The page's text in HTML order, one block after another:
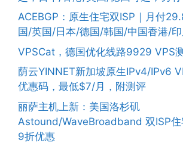
ACEBGP：原生住宅双ISP｜月付
国/英国/日本/德国/韩国/中国香港/
VPSCat，德国优化线路9929 VPS
荫云YINNET新加坡原生IPv4/IPv6
优惠码，最低$7/月，附测评
丽萨主机上新：美国洛杉矶
Astound/WaveBroadband 双ISP住
9折优惠